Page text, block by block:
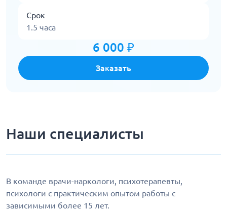
Срок
1.5 часа
6 000 ₽
Заказать
Наши специалисты
В команде врачи-наркологи, психотерапевты,
психологи с практическим опытом работы с
зависимыми более 15 лет.